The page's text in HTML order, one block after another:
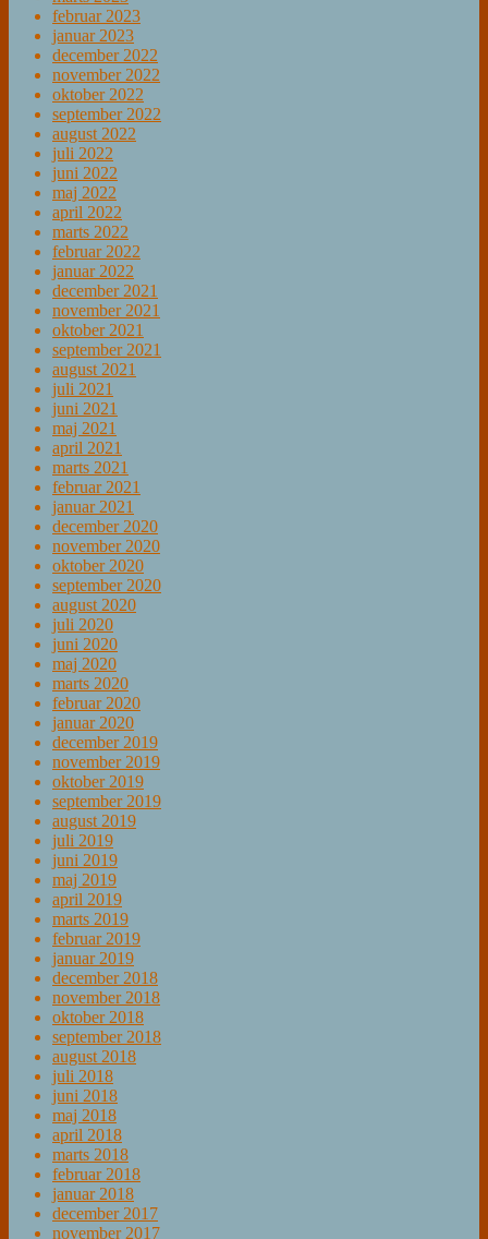
februar 2023
januar 2023
december 2022
november 2022
oktober 2022
september 2022
august 2022
juli 2022
juni 2022
maj 2022
april 2022
marts 2022
februar 2022
januar 2022
december 2021
november 2021
oktober 2021
september 2021
august 2021
juli 2021
juni 2021
maj 2021
april 2021
marts 2021
februar 2021
januar 2021
december 2020
november 2020
oktober 2020
september 2020
august 2020
juli 2020
juni 2020
maj 2020
marts 2020
februar 2020
januar 2020
december 2019
november 2019
oktober 2019
september 2019
august 2019
juli 2019
juni 2019
maj 2019
april 2019
marts 2019
februar 2019
januar 2019
december 2018
november 2018
oktober 2018
september 2018
august 2018
juli 2018
juni 2018
maj 2018
april 2018
marts 2018
februar 2018
januar 2018
december 2017
november 2017